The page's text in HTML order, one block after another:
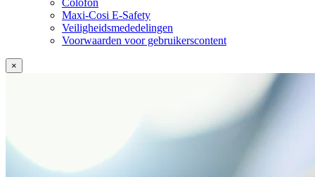
Colofon
Maxi-Cosi E-Safety
Veiligheidsmededelingen
Voorwaarden voor gebruikerscontent
×